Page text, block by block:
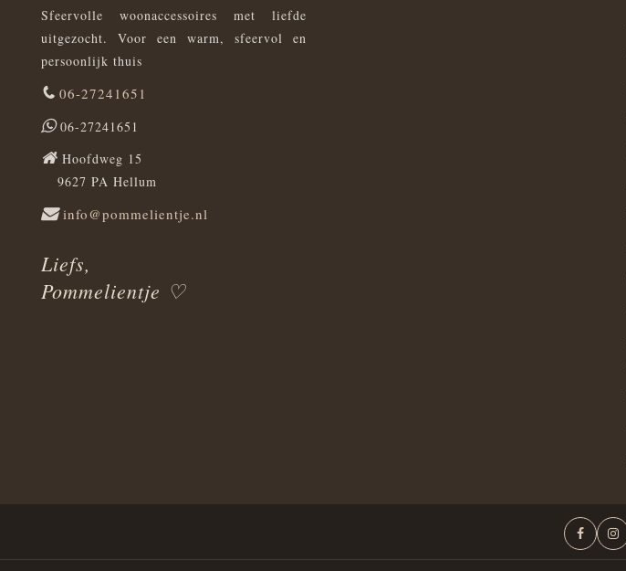
Sfeervolle woonaccessoires met liefde
uitgezocht. Voor een warm, sfeervol en
persoonlijk thuis
06-27241651
06-27241651
Hoofdweg 15
9627 PA Hellum
info@pommelientje.nl
Liefs,
Pommelientje ♡